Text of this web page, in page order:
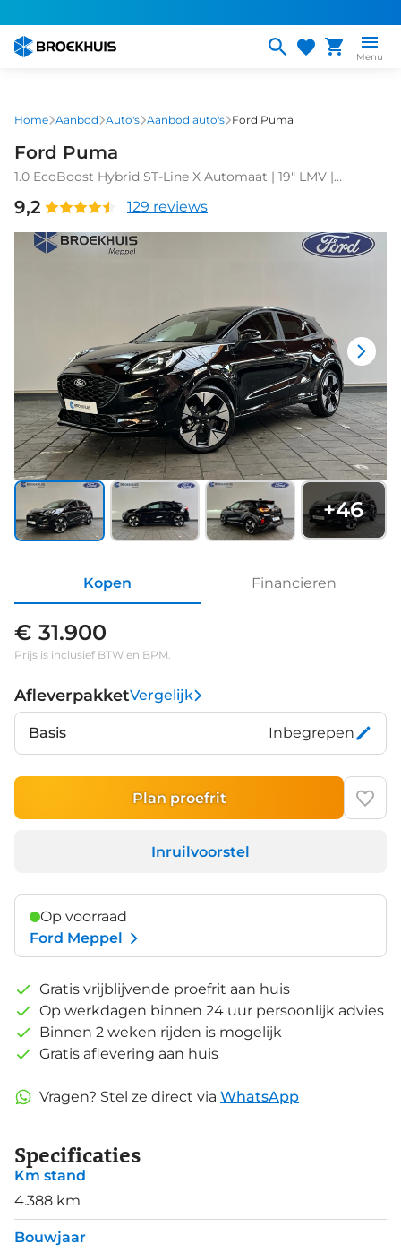
naar
gaan
Menu
Home Aanbod Auto's Aanbod auto's Ford Puma
Ford Puma
1.0 EcoBoost Hybrid ST-Line X Automaat | 19" LMV |
draadloos | DEMO DEAL!
9,2 129 reviews
+46
Kopen Financieren
€ 31.900
Prijs is inclusief BTW en BPM.
AfleverpakketVergelijk
Basis Inbegrepen
Plan proefrit
Inruilvoorstel
Op voorraad
Ford Meppel
Gratis vrijblijvende proefrit aan huis
Op werkdagen binnen 24 uur persoonlijk advies
Binnen 2 weken rijden is mogelijk
Gratis aflevering aan huis
Vragen? Stel ze direct via WhatsApp
Specificaties
Km stand
4.388 km
Bouwjaar